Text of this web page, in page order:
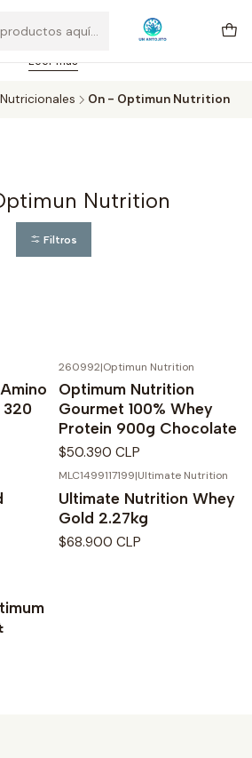
hasta las 14 hrs. Envío GRATIS mismo
Santiago por compras desde CLP 39.900.
y domingos hasta 14 hrs.
Leer más
On - Optimun Nutrition
Nutrition
Filtros
260992|Optimun Nutrition
Optimum Nutrition
Gourmet 100% Whey
Protein 900g Chocolate
$50.390 CLP
MLC1499117199|Ultimate Nutrition
Ultimate Nutrition Whey
Gold 2.27kg
$68.900 CLP